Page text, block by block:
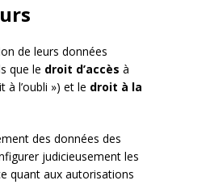
de leurs données
que le droit d’accès à
à l’oubli ») et le droit à la
des données des
judicieusement les
quant aux autorisations